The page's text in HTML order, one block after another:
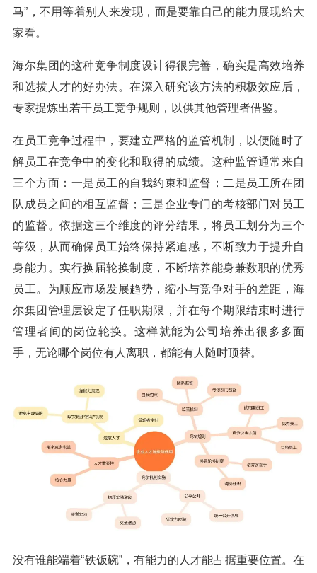
马”，不用等着别人来发现，而是要靠自己的能力展现给大
家看。
海尔集团的这种竞争制度设计得很完善，确实是高效培养
和选拔人才的好办法。在深入研究该方法的积极效应后，
专家提炼出若干员工竞争规则，以供其他管理者借鉴。
在员工竞争过程中，要建立严格的监管机制，以便随时了
解员工在竞争中的变化和取得的成绩。这种监管通常来自
三个方面：一是员工的自我约束和监督；二是员工所在团
队成员之间的相互监督；三是企业专门的考核部门对员工
的监督。依据这三个维度的评分结果，将员工划分为三个
等级，从而确保员工始终保持紧迫感，不断致力于提升自
身能力。实行换届轮换制度，不断培养能身兼数职的优秀
员工。为顺应市场发展趋势，缩小与竞争对手的差距，海
尔集团管理层设定了任职期限，并在每个期限结束时进行
管理者间的岗位轮换。这样就能为公司培养出很多多面
手，无论哪个岗位有人离职，都能有人随时顶替。
没有谁能端着“铁饭碗”，有能力的人才能占据重要位置。在